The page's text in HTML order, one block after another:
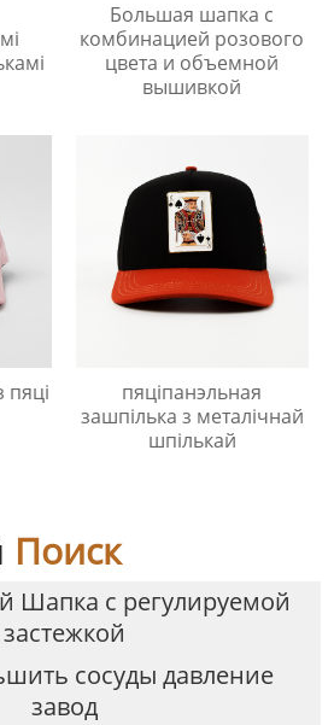
Большая шапка с
комбинацией розового
цвета и объемной
вышивкой
пяці
пяціпанэльная
зашпілька з металічнай
шпількай
Поиск
Шапка с регулируемой
застежкой
сосуды давление
завод